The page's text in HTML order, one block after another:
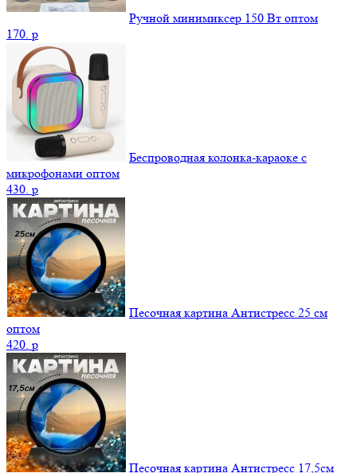
Ручной минимиксер 150 Вт оптом
170. p
Беспроводная колонка-караоке с
микрофонами оптом
430. p
Песочная картина Антистресс 25 см
оптом
420. p
Песочная картина Антистресс 17,5см